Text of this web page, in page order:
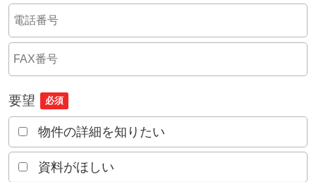
要望 必須
物件の詳細を知りたい
資料がほしい